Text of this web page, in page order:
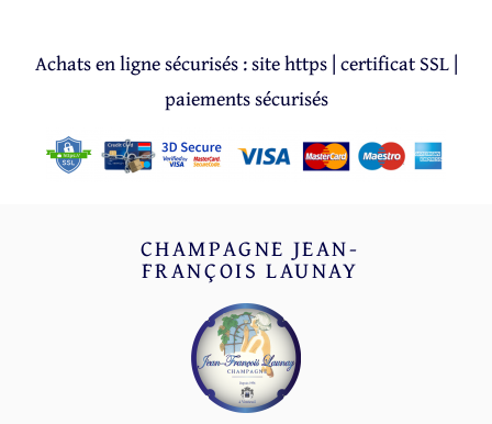
Achats en ligne sécurisés : site https | certificat SSL |
paiements sécurisés
CHAMPAGNE JEAN-
FRANÇOIS LAUNAY